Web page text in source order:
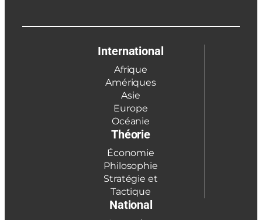
International
Afrique
Amériques
Asie
Europe
Océanie
Théorie
Économie
Philosophie
Stratégie et
Tactique
National